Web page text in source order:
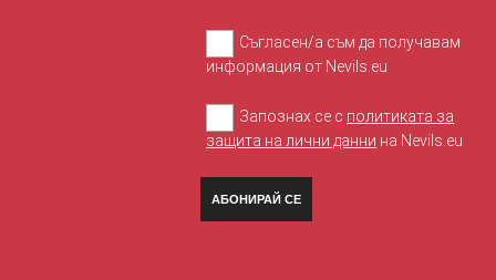
Съгласен/а съм да получавам
информация от Nevils.eu
Запознах се с политиката за
защита на лични данни на Nevils.eu
АБОНИРАЙ СЕ